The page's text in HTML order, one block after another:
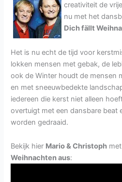
creativiteit de
nu met het
Dich fällt
Het is nu echt de tijd voor
lokken mensen met gebak, de
ook de Winter houdt de mensen
en met sneeuwbedekte
iedereen die kerst niet alleen
overtuigt met een dansbare beat
worden gedraaid.
Bekijk hier Mario & Christoph
Weihnachten aus: